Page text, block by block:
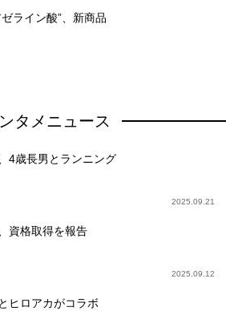
ライン酸”、新商品
タメニュース
4歳長男とランニング
2025.09.21
資格取得を報告
2025.09.12
ヒロアカがコラボ